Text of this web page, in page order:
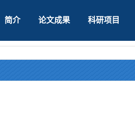
简介 论文成果 科研项目